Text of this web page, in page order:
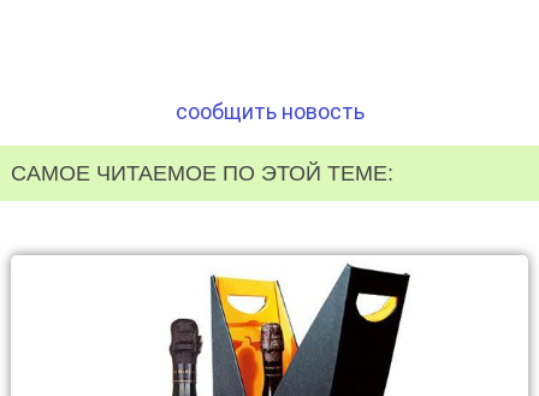
сообщить новость
САМОЕ ЧИТАЕМОЕ ПО ЭТОЙ ТЕМЕ: